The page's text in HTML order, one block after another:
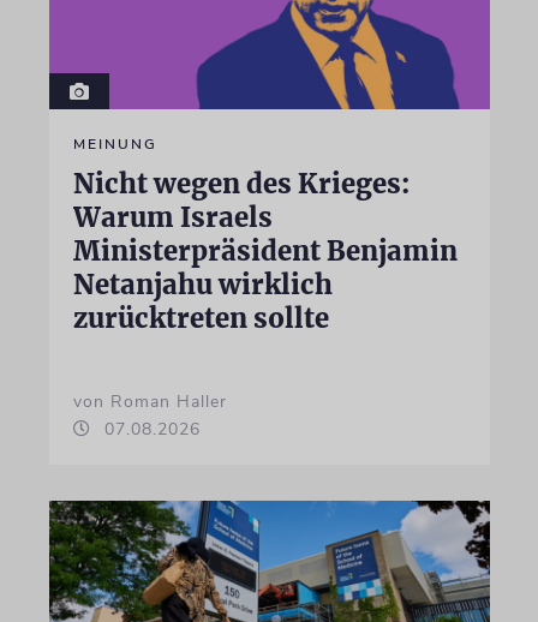
MEINUNG
Nicht wegen des Krieges:
Warum Israels
Ministerpräsident Benjamin
Netanjahu wirklich
zurücktreten sollte
von Roman Haller
07.08.2026